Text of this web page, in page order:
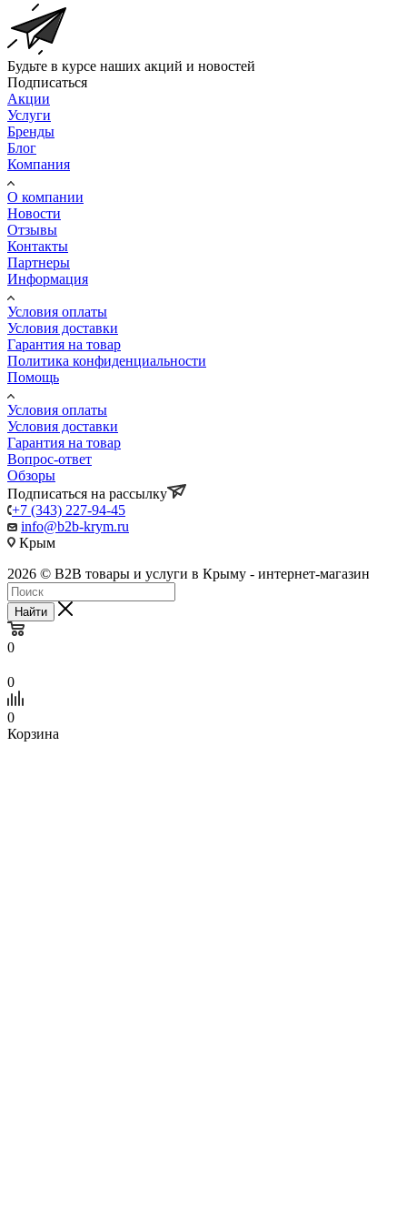
Будьте в курсе наших акций и новостей
Подписаться
Акции
Услуги
Бренды
Блог
Компания
О компании
Новости
Отзывы
Контакты
Партнеры
Информация
Условия оплаты
Условия доставки
Гарантия на товар
Политика конфиденциальности
Помощь
Условия оплаты
Условия доставки
Гарантия на товар
Вопрос-ответ
Обзоры
Подписаться на рассылку
+7 (343) 227-94-45
info@b2b-krym.ru
Крым
2026 © B2B товары и услуги в Крыму - интернет-магазин
Найти
0
0
0
Корзина